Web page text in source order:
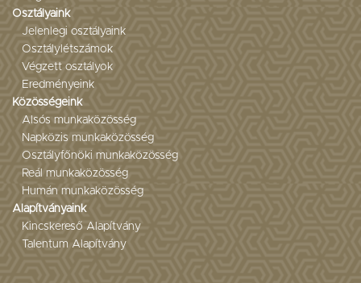
Osztályaink
Jelenlegi osztályaink
Osztálylétszámok
Végzett osztályok
Eredményeink
Közösségeink
Alsós munkaközösség
Napközis munkaközösség
Osztályfőnöki munkaközösség
Reál munkaközösség
Humán munkaközösség
Alapítványaink
Kincskereső Alapítvány
Talentum Alapítvány